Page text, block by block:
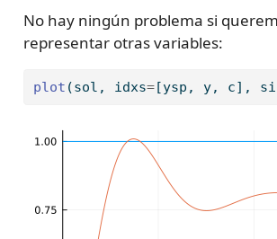
No hay ningún problema si
representar otras variables:
plot (sol, idxs=[ysp, y, c],